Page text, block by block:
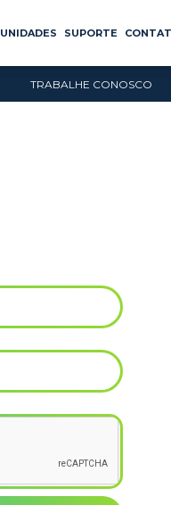
UNIDADES SUPORTE
TRABALHE CONOSCO